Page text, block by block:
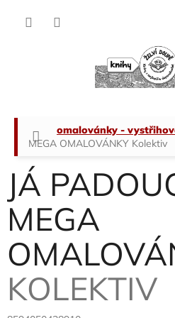
Domů
omalovánky -
MEGA OMALOVÁNKY Kolektiv
JÁ
MEGA
KOLEKTIV